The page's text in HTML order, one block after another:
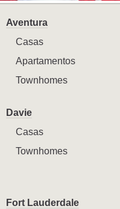
Aventura
Casas
Apartamentos
Townhomes
Davie
Casas
Townhomes
Fort Lauderdale